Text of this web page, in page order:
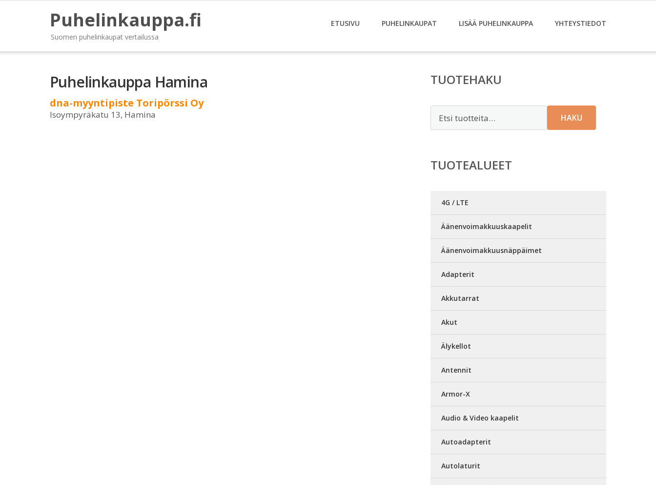
Puhelinkauppa.fi
Suomen puhelinkaupat vertailussa
ETUSIVU PUHELINKAUPAT LISÄÄ PUHELINKAUPPA YHTEYSTIEDOT
Puhelinkauppa Hamina
dna-myyntipiste Toripörssi Oy
Isoympyräkatu 13, Hamina
TUOTEHAKU
HAKU
TUOTEALUEET
4G / LTE
Äänenvoimakkuuskaapelit
Äänenvoimakkuusnäppäimet
Adapterit
Akkutarrat
Akut
Älykellot
Antennit
Armor-X
Audio & Video kaapelit
Autoadapterit
Autolaturit